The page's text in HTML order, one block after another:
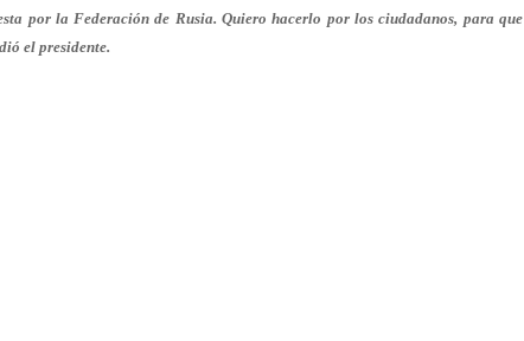
por la Federación de Rusia. Quiero hacerlo por los ciudadanos, para que
el presidente.